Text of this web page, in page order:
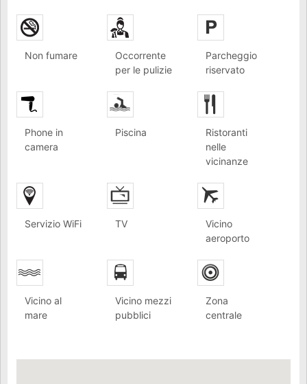
Non fumare
Occorrente
per le pulizie
Parcheggio
riservato
Phone in
camera
Piscina
Ristoranti
nelle
vicinanze
Servizio WiFi TV
Vicino
aeroporto
Vicino al
mare
Vicino mezzi
pubblici
Zona
centrale